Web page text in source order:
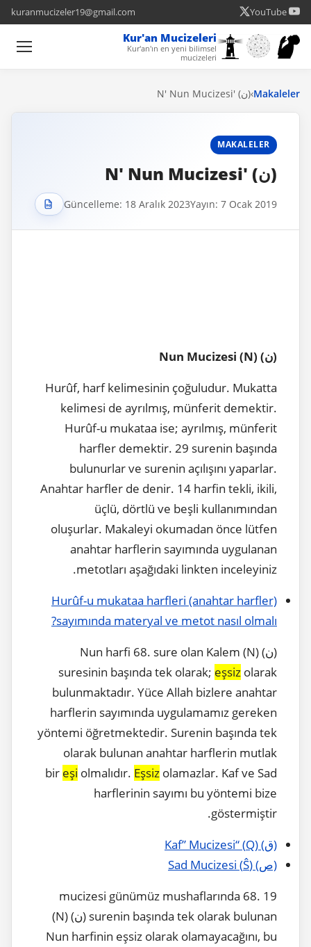
kuranmucizeler19@gmail.com
Kur'an Mucizeleri
Kur'an'ın en yeni bilimsel
mucizeleri
Makaleler
›(ن) 'N' Nun Mucizesi
MAKALELER
(ن) 'N' Nun Mucizesi
Yayın: 7 Ocak 2019
Güncelleme: 18 Aralık 2023
(ن) (N) Nun Mucizesi
Hurûf, harf kelimesinin çoğuludur. Mukatta
kelimesi de ayrılmış, münferit demektir.
Hurûf-u mukataa ise; ayrılmış, münferit
harfler demektir. 29 surenin başında
bulunurlar ve surenin açılışını yaparlar.
Anahtar harfler de denir. 14 harfin tekli, ikili,
üçlü, dörtlü ve beşli kullanımından
oluşurlar. Makaleyi okumadan önce lütfen
anahtar harflerin sayımında uygulanan
metotları aşağıdaki linkten inceleyiniz.
Hurûf-u mukataa harfleri (anahtar harfler)
sayımında materyal ve metot nasıl olmalı?
(ن) (N) Nun harfi 68. sure olan Kalem
suresinin başında tek olarak; eşsiz olarak
bulunmaktadır. Yüce Allah bizlere anahtar
harflerin sayımında uygulamamız gereken
yöntemi öğretmektedir. Surenin başında tek
olarak bulunan anahtar harflerin mutlak
bir eşi olmalıdır. Eşsiz olamazlar. Kaf ve Sad
harflerinin sayımı bu yöntemi bize
göstermiştir.
(ق) (Q) “Kaf” Mucizesi
(ص) (Ŝ) Sad Mucizesi
19 mucizesi günümüz mushaflarında 68.
surenin başında tek olarak bulunan (ن) (N)
Nun harfinin eşsiz olarak olamayacağını, bu